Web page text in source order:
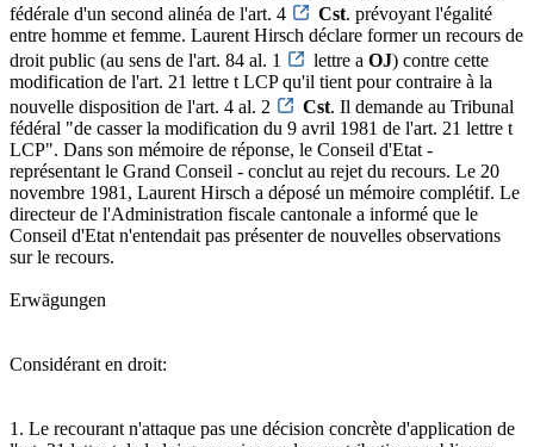
fédérale d'un second alinéa de l'art. 4
Cst. prévoyant l'égalité
entre homme et femme. Laurent Hirsch déclare former un recours de
droit public (au sens de l'art. 84 al. 1
lettre a OJ) contre cette
modification de l'art. 21 lettre t LCP qu'il tient pour contraire à la
nouvelle disposition de l'art. 4 al. 2
Cst. Il demande au Tribunal
fédéral "de casser la modification du 9 avril 1981 de l'art. 21 lettre t
LCP". Dans son mémoire de réponse, le Conseil d'Etat -
représentant le Grand Conseil - conclut au rejet du recours. Le 20
novembre 1981, Laurent Hirsch a déposé un mémoire complétif. Le
directeur de l'Administration fiscale cantonale a informé que le
Conseil d'Etat n'entendait pas présenter de nouvelles observations
sur le recours.
Erwägungen
Considérant en droit:
1. Le recourant n'attaque pas une décision concrète d'application de